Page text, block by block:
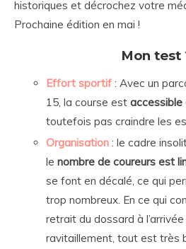
historiques et décrochez votre
Prochaine édition en mai !
Mon test
Effort sportif : Avec un
15, la course est accessible
toutefois pas craindre les
Organisation : le cadre
le nombre de coureurs est
se font en décalé, ce qui
trop nombreux. En ce qui
retrait du dossard à
ravitaillement, tout est très